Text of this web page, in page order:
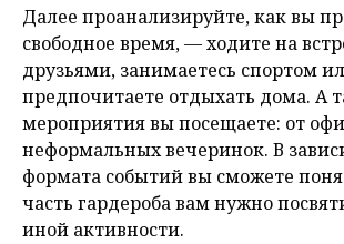
Далее проанализируйте, как вы
свободное время, — ходите на
друзьями, занимаетесь спортом
предпочитаете отдыхать дома. А
мероприятия вы посещаете: от
неформальных вечеринок. В
формата событий вы сможете
часть гардероба вам нужно
иной активности.